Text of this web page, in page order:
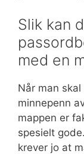
Slik kan
med en
Når man
minnepenn
mappen er
spesielt
krever jo at